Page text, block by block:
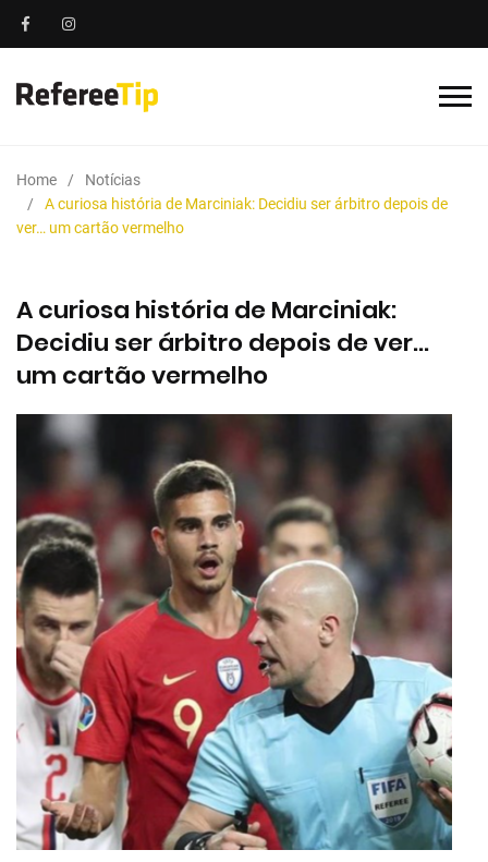
Home
Notícias
A curiosa história de Marciniak: Decidiu ser árbitro depois de
ver… um cartão vermelho
A curiosa história de Marciniak:
Decidiu ser árbitro depois de ver…
um cartão vermelho